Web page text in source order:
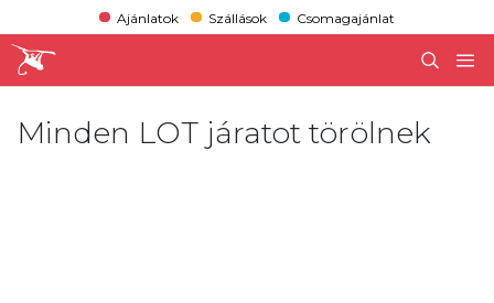
Ajánlatok Szállások Csomagajánlat
Minden LOT járatot törölnek